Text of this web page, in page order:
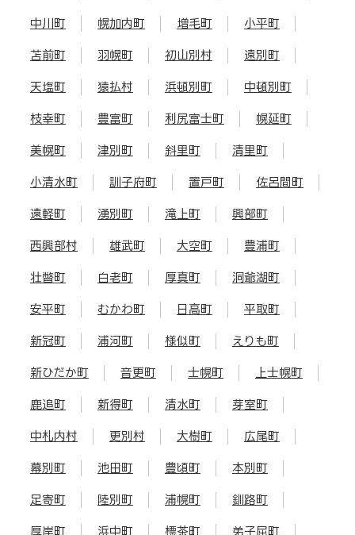
中川町 幌加内町 増毛町 小平町
苫前町 羽幌町 初山別村 遠別町
天塩町 猿払村 浜頓別町 中頓別町
枝幸町 豊富町 利尻富士町 幌延町
美幌町 津別町 斜里町 清里町
小清水町 訓子府町 置戸町 佐呂間町
遠軽町 湧別町 滝上町 興部町
西興部村 雄武町 大空町 豊浦町
壮瞥町 白老町 厚真町 洞爺湖町
安平町 むかわ町 日高町 平取町
新冠町 浦河町 様似町 えりも町
新ひだか町 音更町 士幌町 上士幌町
鹿追町 新得町 清水町 芽室町
中札内村 更別村 大樹町 広尾町
幕別町 池田町 豊頃町 本別町
足寄町 陸別町 浦幌町 釧路町
厚岸町 浜中町 標茶町 弟子屈町